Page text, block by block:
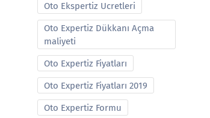
Oto Ekspertiz Ucretleri
Oto Expertiz Dükkanı Açma
maliyeti
Oto Expertiz Fiyatları
Oto Expertiz Fiyatları 2019
Oto Expertiz Formu